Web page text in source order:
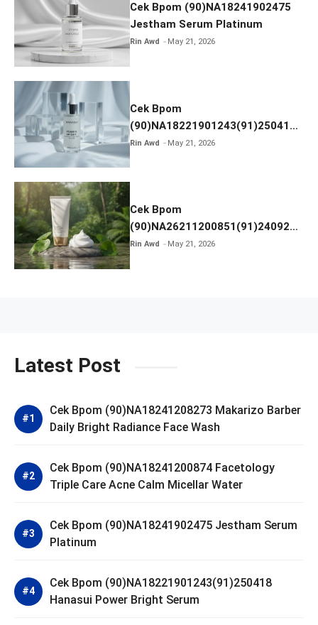
Cek Bpom (90)NA18241902475
Jestham Serum Platinum
Rin Awd May 21, 2026
Cek Bpom
(90)NA18221901243(91)250418
Hanasui Power Bright Serum
Rin Awd May 21, 2026
Cek Bpom
(90)NA26211200851(91)240924
SKIN1004 Madagascar Centella
Rin Awd May 21, 2026
Latest Post
Cek Bpom (90)NA18241208273 Makarizo Barber
Daily Bright Radiance Face Wash
Cek Bpom (90)NA18241200874 Facetology
Triple Care Acne Calm Micellar Water
Cek Bpom (90)NA18241902475 Jestham Serum
Platinum
Cek Bpom (90)NA18221901243(91)250418
Hanasui Power Bright Serum